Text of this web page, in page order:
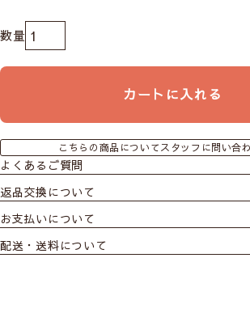
カートに入れる
こちらの商品についてスタッフに問い合
よくあるご質問
返品交換について
お支払いについて
配送・送料について